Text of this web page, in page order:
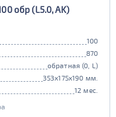
обр (L5.0, AK)
100
870
обратная (0, L)
353x175x190 мм.
12 мес.